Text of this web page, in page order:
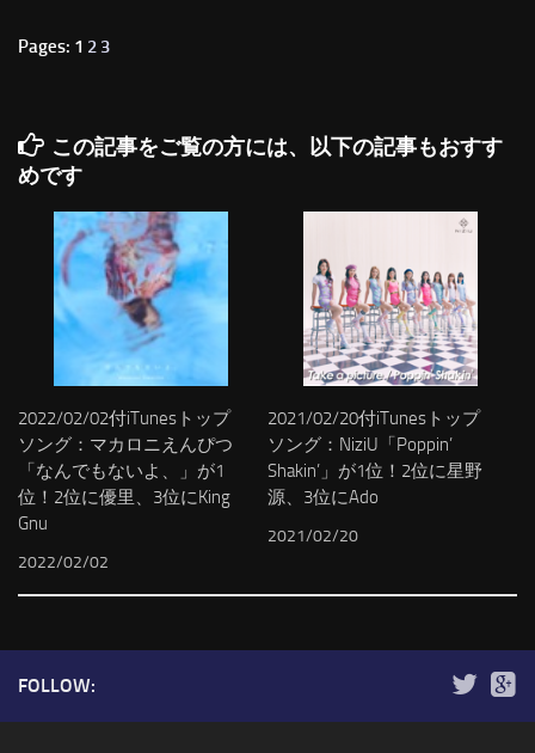
Pages: 1 2 3
この記事をご覧の方には、以下の記事もおすす
めです
2022/02/02付iTunesトップ
ソング：マカロニえんぴつ
「なんでもないよ、」が1
位！2位に優里、3位にKing
Gnu
2022/02/02
2021/02/20付iTunesトップ
ソング：NiziU「Poppin’
Shakin’」が1位！2位に星野
源、3位にAdo
2021/02/20
FOLLOW: